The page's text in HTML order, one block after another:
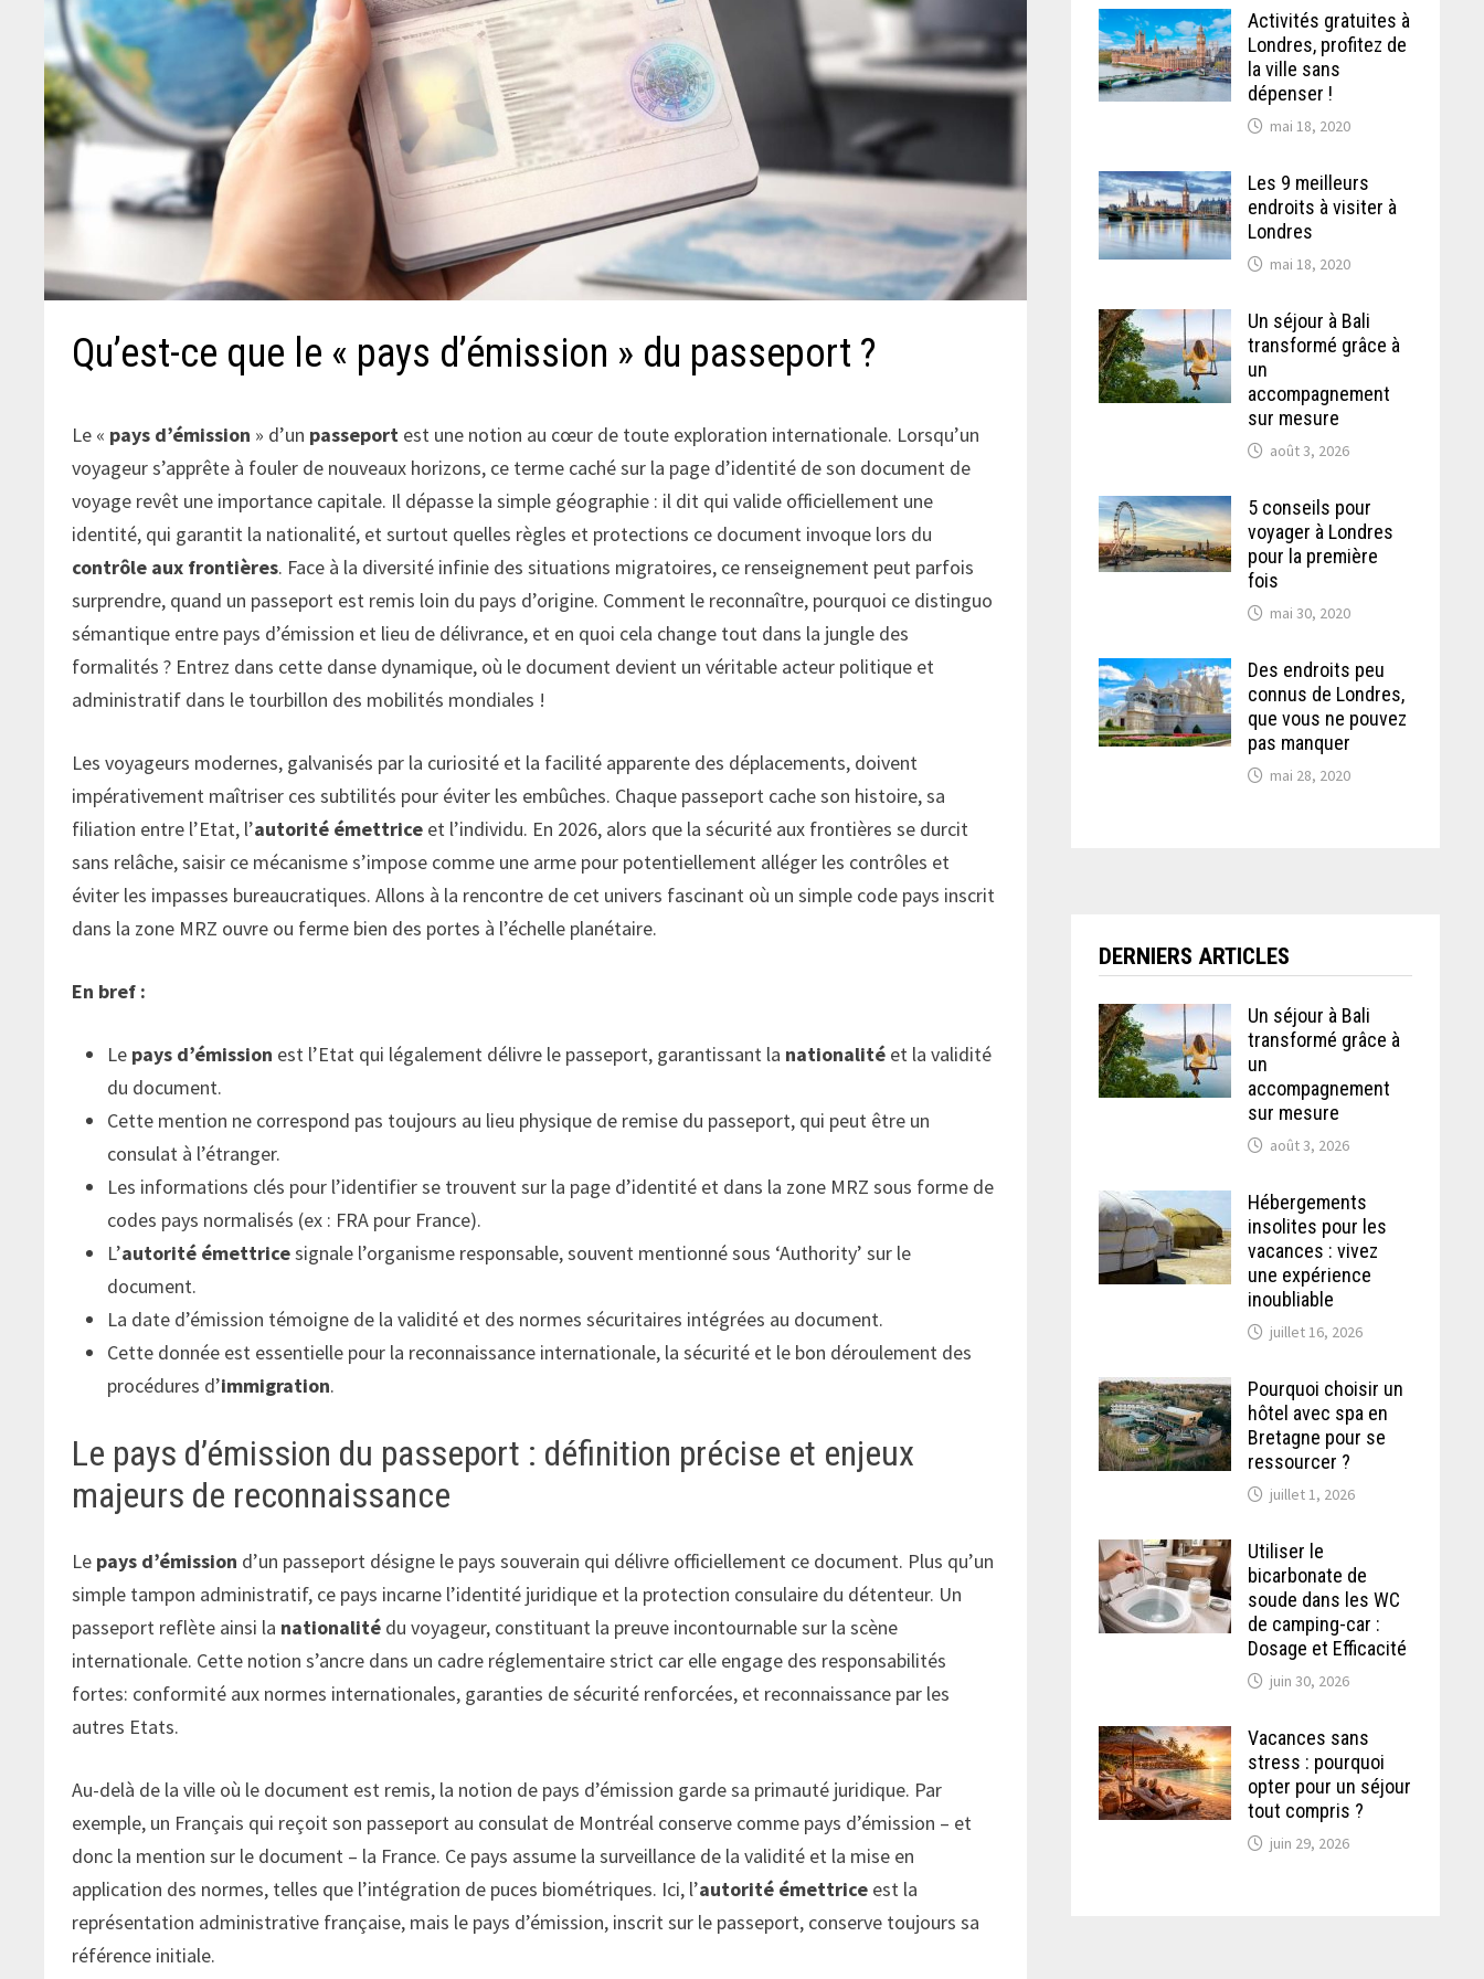
Qu’est-ce que le « pays d’émission » du passeport ?
Le « pays d’émission » d’un passeport est une notion au cœur de toute exploration internationale. Lorsqu’un
voyageur s’apprête à fouler de nouveaux horizons, ce terme caché sur la page d’identité de son document de
voyage revêt une importance capitale. Il dépasse la simple géographie : il dit qui valide officiellement une
identité, qui garantit la nationalité, et surtout quelles règles et protections ce document invoque lors du
contrôle aux frontières. Face à la diversité infinie des situations migratoires, ce renseignement peut parfois
surprendre, quand un passeport est remis loin du pays d’origine. Comment le reconnaître, pourquoi ce distinguo
sémantique entre pays d’émission et lieu de délivrance, et en quoi cela change tout dans la jungle des
formalités ? Entrez dans cette danse dynamique, où le document devient un véritable acteur politique et
administratif dans le tourbillon des mobilités mondiales !
Les voyageurs modernes, galvanisés par la curiosité et la facilité apparente des déplacements, doivent
impérativement maîtriser ces subtilités pour éviter les embûches. Chaque passeport cache son histoire, sa
filiation entre l’Etat, l’autorité émettrice et l’individu. En 2026, alors que la sécurité aux frontières se durcit
sans relâche, saisir ce mécanisme s’impose comme une arme pour potentiellement alléger les contrôles et
éviter les impasses bureaucratiques. Allons à la rencontre de cet univers fascinant où un simple code pays inscrit
dans la zone MRZ ouvre ou ferme bien des portes à l’échelle planétaire.
En bref :
Le pays d’émission est l’Etat qui légalement délivre le passeport, garantissant la nationalité et la validité
du document.
Cette mention ne correspond pas toujours au lieu physique de remise du passeport, qui peut être un
consulat à l’étranger.
Les informations clés pour l’identifier se trouvent sur la page d’identité et dans la zone MRZ sous forme de
codes pays normalisés (ex : FRA pour France).
L’autorité émettricesignale l’organisme responsable, souvent mentionné sous ‘Authority’ sur le
document.
La date d’émission témoigne de la validité et des normes sécuritaires intégrées au document.
Cette donnée est essentielle pour la reconnaissance internationale, la sécurité et le bon déroulement des
procédures d’immigration.
Le pays d’émission du passeport : définition précise et enjeux
majeurs de reconnaissance
Le pays d’émission d’un passeport désigne le pays souverain qui délivre officiellement ce document. Plus qu’un
simple tampon administratif, ce pays incarne l’identité juridique et la protection consulaire du détenteur. Un
passeport reflète ainsi la nationalité du voyageur, constituant la preuve incontournable sur la scène
internationale. Cette notion s’ancre dans un cadre réglementaire strict car elle engage des responsabilités
fortes: conformité aux normes internationales, garanties de sécurité renforcées, et reconnaissance par les
autres Etats.
Au-delà de la ville où le document est remis, la notion de pays d’émission garde sa primauté juridique. Par
exemple, un Français qui reçoit son passeport au consulat de Montréal conserve comme pays d’émission – et
donc la mention sur le document – la France. Ce pays assume la surveillance de la validité et la mise en
application des normes, telles que l’intégration de puces biométriques. Ici, l’autorité émettrice est la
représentation administrative française, mais le pays d’émission, inscrit sur le passeport, conserve toujours sa
référence initiale.
Activités gratuites à
Londres, profitez de
la ville sans
dépenser !
mai 18, 2020
Les 9 meilleurs
endroits à visiter à
Londres
mai 18, 2020
Un séjour à Bali
transformé grâce à
un
accompagnement
sur mesure
août 3, 2026
5 conseils pour
voyager à Londres
pour la première
fois
mai 30, 2020
Des endroits peu
connus de Londres,
que vous ne pouvez
pas manquer
mai 28, 2020
DERNIERS ARTICLES
Un séjour à Bali
transformé grâce à
un
accompagnement
sur mesure
août 3, 2026
Hébergements
insolites pour les
vacances : vivez
une expérience
inoubliable
juillet 16, 2026
Pourquoi choisir un
hôtel avec spa en
Bretagne pour se
ressourcer ?
juillet 1, 2026
Utiliser le
bicarbonate de
soude dans les WC
de camping-car :
Dosage et Efficacité
juin 30, 2026
Vacances sans
stress : pourquoi
opter pour un séjour
tout compris ?
juin 29, 2026